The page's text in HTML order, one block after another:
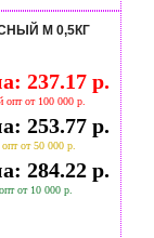
М 0,5КГ
237.17 р.
опт от 100 000 р.
253.77 р.
от 50 000 р.
284.22 р.
от 10 000 р.